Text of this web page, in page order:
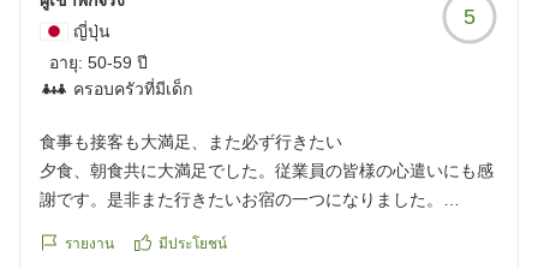
ญี่ปุ่น
อายุ: 50-59 ปี
ครอบครัวที่มีเด็ก
5
食事も接客も大満足、また必ず行きたい
夕食、朝食共に大満足でした。従業員の皆様の心遣いにも感
謝です。是非また行きたいお宿の一つになりました。
https://review.travel.rakuten.co.jp/hotel/voice/14394?
รายงาน มีประโยชน์